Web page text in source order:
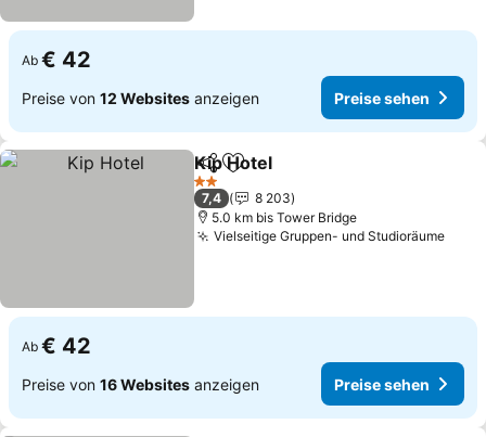
Ab € 42
Preise von 12 Websites anzeigen Preise sehen
TeilenZu Favoriten hinzufügen
Kip Hotel
2 Sterne
7,4
8 203
5.0 km bis Tower Bridge
Vielseitige Gruppen- und Studioräume
Ab € 42
Preise von 16 Websites anzeigen Preise sehen